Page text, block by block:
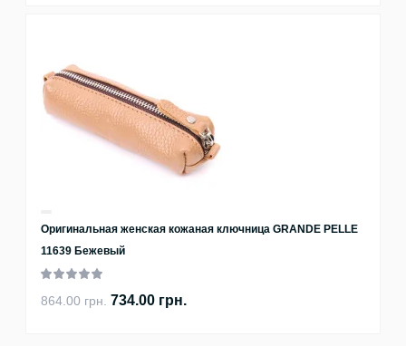
Оригинальная женская кожаная ключница GRANDE PELLE
11639 Бежевый
864.00 грн. 734.00 грн.